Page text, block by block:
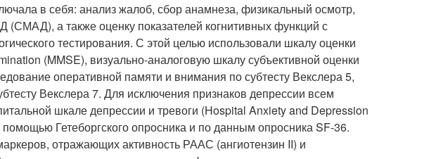
в себя: анализ жалоб, сбор анамнеза, физикальный осмотр,
(СМАД), а также оценку показателей когнитивных функций с
тестирования. С этой целью использовали шкалу оценки
(MMSE), визуально-аналоговую шкалу субъективной оценки
оперативной памяти и внимания по субтесту Векслера 5,
Векслера 7. Для исключения признаков депрессии всем
шкале депрессии и тревоги (Hospital Anxiety and Depression
Гетеборгского опросника и по данным опросника SF-36.
отражающих активность РААС (ангиотензин II) и